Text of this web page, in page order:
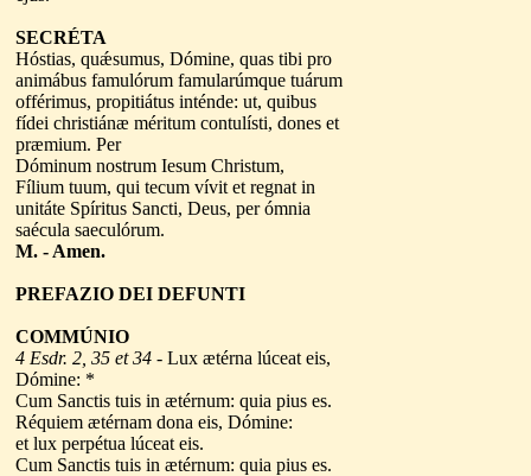
SECRÉTA
Hóstias, quǽsumus, Dómine, quas tibi pro
animábus famulórum famularúmque tuárum
offérimus, propitiátus inténde: ut, quibus
fídei christiánæ méritum contulísti, dones et
præmium. Per
Dóminum nostrum Iesum Christum,
Fílium tuum, qui tecum vívit et regnat in
unitáte Spíritus Sancti, Deus, per ómnia
saécula saeculórum.
M. - Amen.
PREFAZIO DEI DEFUNTI
COMMÚNIO
4 Esdr. 2, 35 et 34 - Lux ætérna lúceat eis,
Dómine: *
Cum Sanctis tuis in ætérnum: quia pius es.
Réquiem ætérnam dona eis, Dómine:
et lux perpétua lúceat eis.
Cum Sanctis tuis in ætérnum: quia pius es.